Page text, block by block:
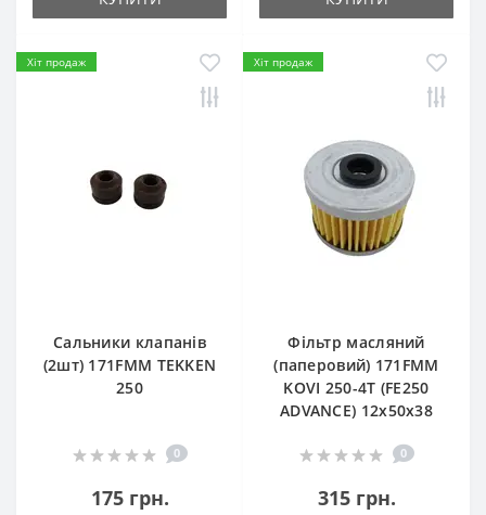
Хіт продаж
Сальники клапанів
(2шт) 171FMM TEKKEN
250
0
175 грн.
Хіт продаж
Фільтр масляний
(паперовий) 171FMM
KOVI 250-4T (FE250
ADVANCE) 12х50х38
0
315 грн.